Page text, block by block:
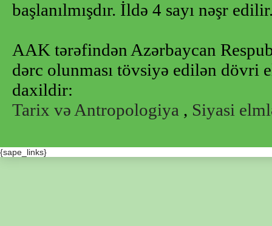
başlanılmışdır. İldə 4 sayı nəşr
AAK tərəfindən Azərbaycan
dərc olunması tövsiyə edilən dövri
daxildir:
Tarix və Antropologiya , Siyasi
{sape_links}